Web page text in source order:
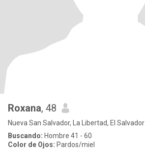
Roxana, 48
Nueva San Salvador, La Libertad, El Salvador
Buscando: Hombre 41 - 60
Color de Ojos: Pardos/miel